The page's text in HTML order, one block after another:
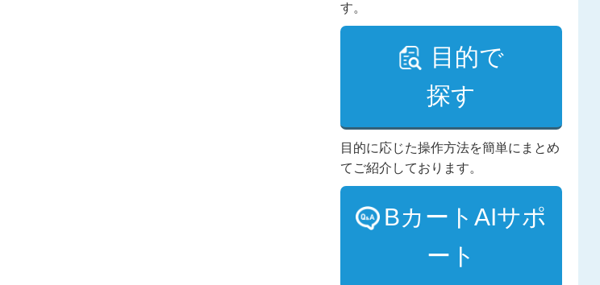
す。
目的で
探す
目的に応じた操作方法を簡単にまとめ
てご紹介しております。
BカートAIサポ
ート